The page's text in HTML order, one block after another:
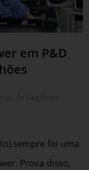
em P&D
de Negócios
sempre foi uma
Prova disso,